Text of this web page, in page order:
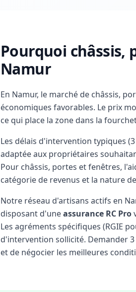
Pourquoi châssis,
Namur
En Namur, le marché de châssis,
économiques favorables. Le prix
ce qui place la zone dans la
Les délais d'intervention typiques
adaptée aux propriétaires
Pour châssis, portes et fenêtres,
catégorie de revenus et la nature
Notre réseau d'artisans actifs en
disposant d'uneassurance RC Pro
Les agréments spécifiques (RGIE
d'intervention sollicité. Demander
et de négocier les meilleures